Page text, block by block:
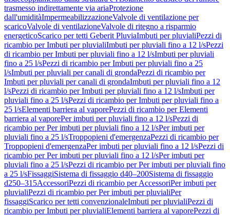
trasmesso indirettamente via ariaProtezione
dall'umiditàImpermeabilizzazioneValvole di ventilazione per
scaricoValvole di ventilazioneValvole di ritegno a risparmio
energeticoScarico per tetti Geberit PluviaImbuti per pluvialiPezzi di
ricambio per Imbuti per pluvialiImbuti per pluviali fino a 12 l/sPezzi
di ricambio per Imbuti per pluviali fino a 12 l/sImbuti per pluviali
fino a 25 l/sPezzi di ricambio per Imbuti per pluviali fino a 25
l/sImbuti per pluviali per canali di grondaPezzi di ricambio per
Imbuti per pluviali per canali di grondaImbuti per pluviali fino a 12
l/sPezzi di ricambio per Imbuti per pluviali fino a 12 l/sImbuti per
pluviali fino a 25 l/sPezzi di ricambio per Imbuti per pluviali fino a
25 l/sElementi barriera al vaporePezzi di ricambio per Elementi
barriera al vaporePer imbuti per pluviali fino a 12 l/sPezzi di
ricambio per Per imbuti per pluviali fino a 12 l/sPer imbuti per
pluviali fino a 25 l/sTroppopieni d'emergenzaPezzi di ricambio per
Troppopieni d'emergenzaPer imbuti per pluviali fino a 12 l/sPezzi di
ricambio per Per imbuti per pluviali fino a 12 l/sPer imbuti per
pluviali fino a 25 l/sPezzi di ricambio per Per imbuti per pluviali fino
a 25 l/sFissaggiSistema di fissaggio d40–200Sistema di fissaggio
d250–315AccessoriPezzi di ricambio per AccessoriPer imbuti per
pluvialiPezzi di ricambio per Per imbuti per pluvialiPer
fissaggiScarico per tetti convenzionaleImbuti per pluvialiPezzi di
ricambio per Imbuti per pluvialiElementi barriera al vaporePezzi di